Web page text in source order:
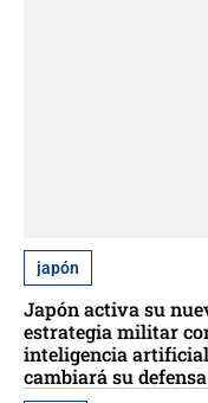
japón
Japón activa su
estrategia militar
inteligencia
cambiará su defensa